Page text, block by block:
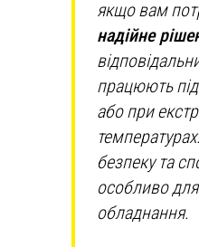
якщо вам
надійне
працюють
або при
безпеку та
особливо
обладнання.